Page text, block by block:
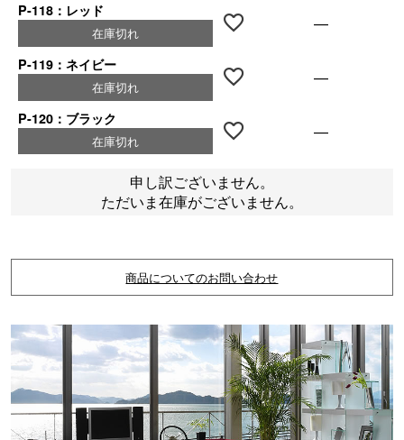
P-118：レッド
在庫切れ —
P-119：ネイビー
在庫切れ —
P-120：ブラック
在庫切れ —
申し訳ございません。
ただいま在庫がございません。
商品についてのお問い合わせ